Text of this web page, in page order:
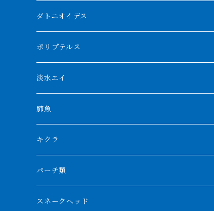
クンパイ
アブソリュートレッド
AGUS スーパーレッドF4
特殊アロワナ
厳選 過背金龍
フルゴールデンクロスバック
ブルーベースクロスバック
BILLY-KENオリジナルブランド紅龍
チョッパーレッド
その他アジアアロワナ
ダトニオイデス
シャムタイガー
特殊ダトニオ
ダトニオプラスワン
リアルバンド
フォークバンド
フォーバータイガー
メニーバータイガー
ニューギニアダトニオ
ポリプテルス
モンスターポリプ
特殊ポリプ
プラチナ個体
ショート個体
ハイブリッドポリプ
エンドリケリー
ギニア
ナイルビチャー
淡水エイ
シナガワダイヤ
ダイヤモンドポルカ
クロコダイル
その他淡水エイ
肺魚
ネオケラ
その他肺魚
キクラ
パーチ類
スネークヘッド